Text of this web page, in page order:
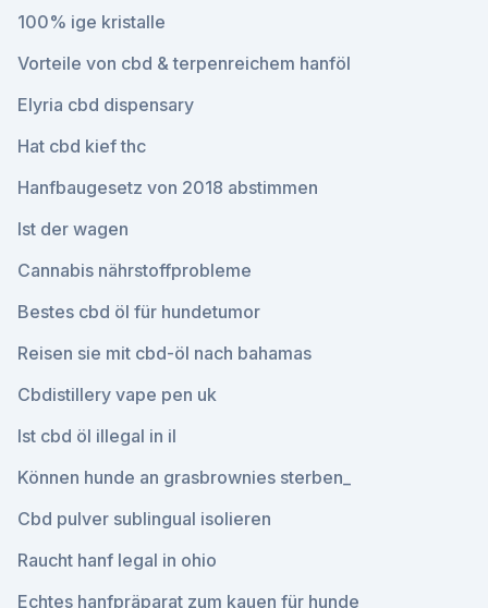
100% ige kristalle
Vorteile von cbd & terpenreichem hanföl
Elyria cbd dispensary
Hat cbd kief thc
Hanfbaugesetz von 2018 abstimmen
Ist der wagen
Cannabis nährstoffprobleme
Bestes cbd öl für hundetumor
Reisen sie mit cbd-öl nach bahamas
Cbdistillery vape pen uk
Ist cbd öl illegal in il
Können hunde an grasbrownies sterben_
Cbd pulver sublingual isolieren
Raucht hanf legal in ohio
Echtes hanfpräparat zum kauen für hunde